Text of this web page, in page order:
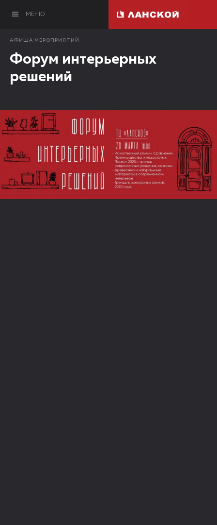
МЕНЮ
АФИША МЕРОПРИЯТИЙ
Форум интерьерных
решений